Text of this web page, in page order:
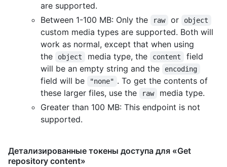
are supported.
Between 1-100 MB: Only the
raw or object
custom media types are supported. Both will
work as normal, except that when using
the
object media type, the content
field
will be an empty string and the
encoding
field will be "none" . To get the contents of
these larger files, use the
raw
media type.
Greater than 100 MB: This endpoint is not
supported.
Детализированные токены доступа для «Get
repository content»